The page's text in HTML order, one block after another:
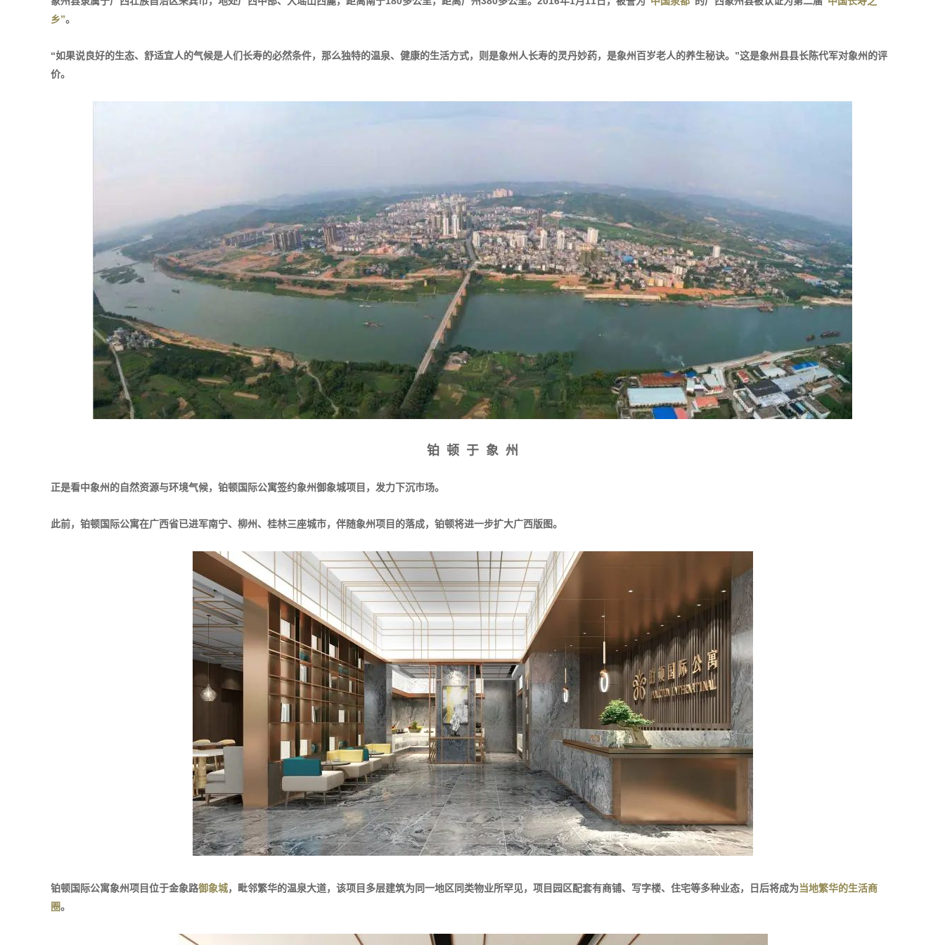
乡”。
“如果说良好的生态、舒适宜人的气候是人们长寿的必然条件，那么独特的温泉、健康的生活方式，则是象州人长寿的灵丹妙药，是象州百岁老人的养生秘诀。”这是象州县县长陈代军对象州的评
价。
铂 顿 于 象 州
正是看中象州的自然资源与环境气候，铂顿国际公寓签约象州御象城项目，发力下沉市场。
此前，铂顿国际公寓在广西省已进军南宁、柳州、桂林三座城市，伴随象州项目的落成，铂顿将进一步扩大广西版图。
铂顿国际公寓象州项目位于金象路御象城，毗邻繁华的温泉大道，该项目多层建筑为同一地区同类物业所罕见，项目园区配套有商铺、写字楼、住宅等多种业态，日后将成为当地繁华的生活商
圈。